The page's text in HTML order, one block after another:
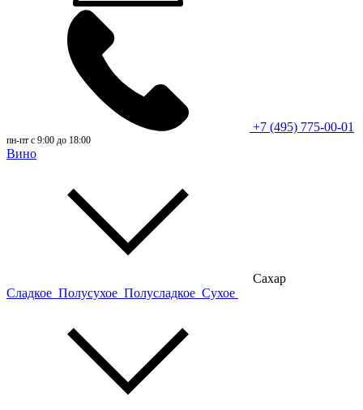
+7 (495) 775-00-01
пн-пт с 9:00 до 18:00
Вино
Сахар
Сладкое Полусухое Полусладкое Сухое